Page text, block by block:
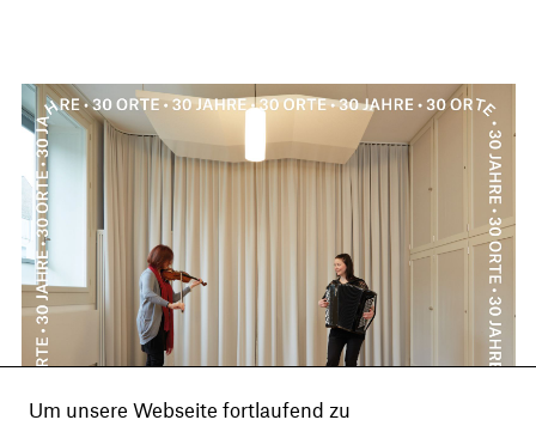
Um unsere Webseite fortlaufend zu